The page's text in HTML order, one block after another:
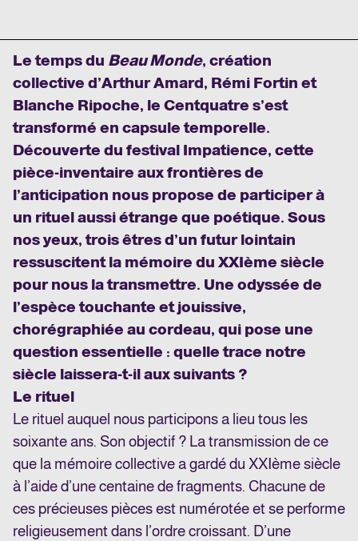
Le temps du Beau Monde, création
collective d’Arthur Amard, Rémi Fortin et
Blanche Ripoche, le Centquatre s’est
transformé en capsule temporelle.
Découverte du festival Impatience, cette
pièce-inventaire aux frontières de
l’anticipation nous propose de participer à
un rituel aussi étrange que poétique. Sous
nos yeux, trois êtres d’un futur lointain
ressuscitent la mémoire du XXIème siècle
pour nous la transmettre. Une odyssée de
l’espèce touchante et jouissive,
chorégraphiée au cordeau, qui pose une
question essentielle : quelle trace notre
siècle laissera-t-il aux suivants ?
Le rituel
Le rituel auquel nous participons a lieu tous les
soixante ans. Son objectif ? La transmission de ce
que la mémoire collective a gardé du XXIème siècle
à l’aide d’une centaine de fragments. Chacune de
ces précieuses pièces est numérotée et se performe
religieusement dans l’ordre croissant. D’une